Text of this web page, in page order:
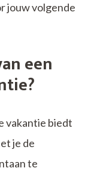
jouw volgende
een
vakantie biedt
je de
te